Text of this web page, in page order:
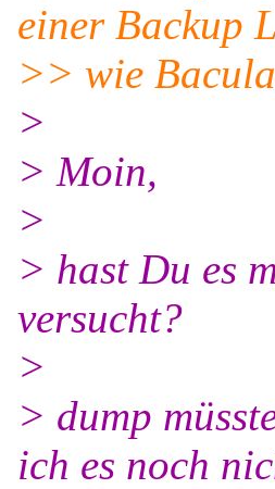
einer Backup
>> wie
>
> Moin,
>
> hast Du es
versucht?
>
> dump
ich es noch